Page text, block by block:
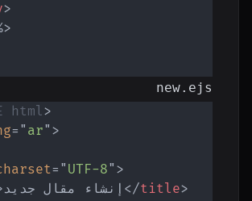
>
new.ejs
html>
= " ar" >
= " UTF-8" >
إنشاء مقال جديد </title>